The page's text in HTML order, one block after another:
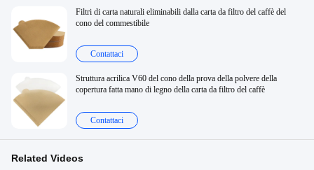
Filtri di carta naturali eliminabili dalla carta da filtro del caffè del
cono del commestibile
Contattaci
Struttura acrilica V60 del cono della prova della polvere della
copertura fatta mano di legno della carta da filtro del caffè
Contattaci
Related Videos